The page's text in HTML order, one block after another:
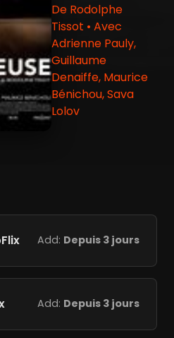
De Rodolphe
Tissot • Avec
Adrienne Pauly,
Guillaume
Denaiffe, Maurice
Bénichou, Sava
Lolov
Add: Depuis 3 jours
Add: Depuis 3 jours